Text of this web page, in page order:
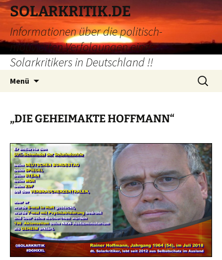
Zum
Inhalt
springen
SOLARKRITIK.DE
Informationen über die politisch-
motivierten Verfolgungen eines
Solarkritikers in Deutschland !!
Menü
Suchen
nach:
„DIE GEHEIMAKTE HOFFMANN“